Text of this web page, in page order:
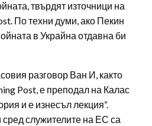
твърдят източници на
По техни думи, ако Пекин
в Украйна отдавна би
разговор Ван И, както
Post, е преподал на Калас
и е изнесъл лекция“.
служителите на ЕС са